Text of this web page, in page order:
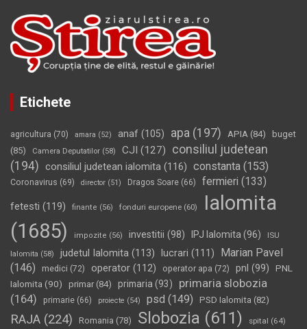
Etichete
agricultura (70) amara (52) anaf (105) apa (197) APIA (84)
buget
(85)
Camera Deputatilor (58) CJI (127)
consiliul judetean
(194) consiliul judetean ialomita (116) constanta (153)
Coronavirus (69) director (51) Dragos Soare (66) fermieri (133)
fetesti (119) finante (56) fonduri europene (60)
Ialomita
(1685)
impozite (56) investitii (98) IPJ Ialomita (96) ISU
Ialomita (58) judetul Ialomita (113) lucrari (111)
Marian Pavel
(146)
medici (72) operator (112) operator apa (72) pnl (99)
PNL
Ialomita (90) primar(84) primaria (93)
primaria slobozia
(164)
primarie (66) proiecte (54) psd (149) PSD Ialomita (82)
RAJA (224) Romania (78) Slobozia (611) spital (64)